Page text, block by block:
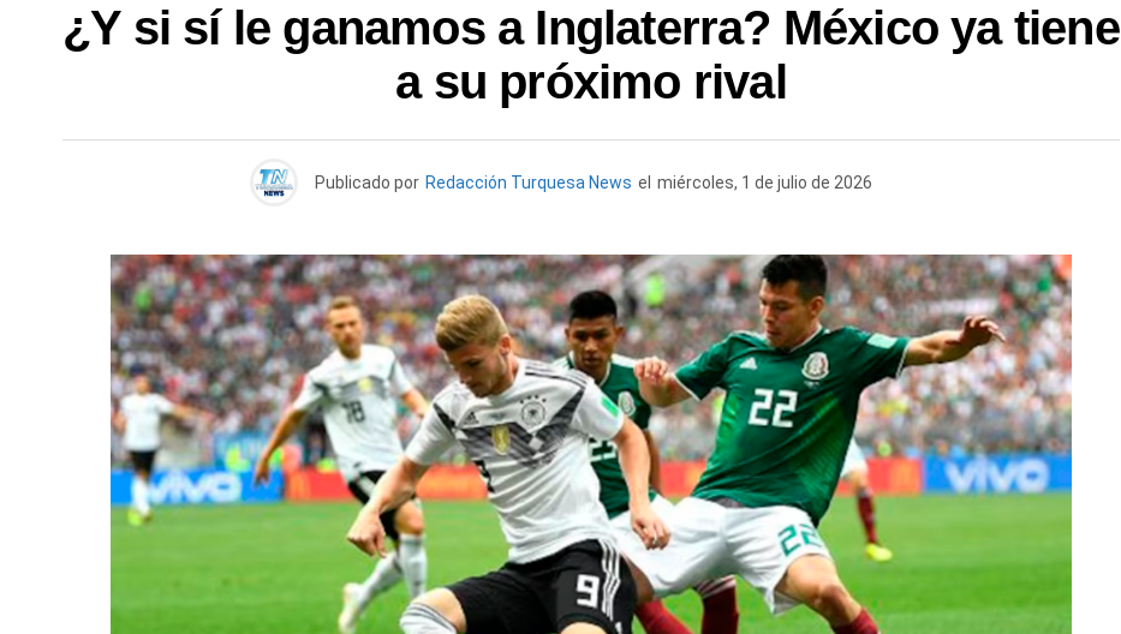
¿Y si sí le ganamos a Inglaterra? México ya tiene
a su próximo rival
Publicado por Redacción Turquesa News el miércoles, 1 de julio de 2026